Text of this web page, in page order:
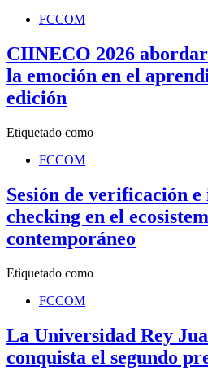
FCCOM
CIINECO 2026
la emoción en el
edición
Etiquetado como
FCCOM
Sesión de verificación
checking en el
contemporáneo
Etiquetado como
FCCOM
La Universidad Rey
conquista el segundo